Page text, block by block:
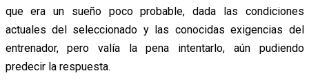
que era un sueño poco probable, dada las condiciones
actuales del seleccionado y las conocidas exigencias del
entrenador, pero valía la pena intentarlo, aún pudiendo
predecir la respuesta.